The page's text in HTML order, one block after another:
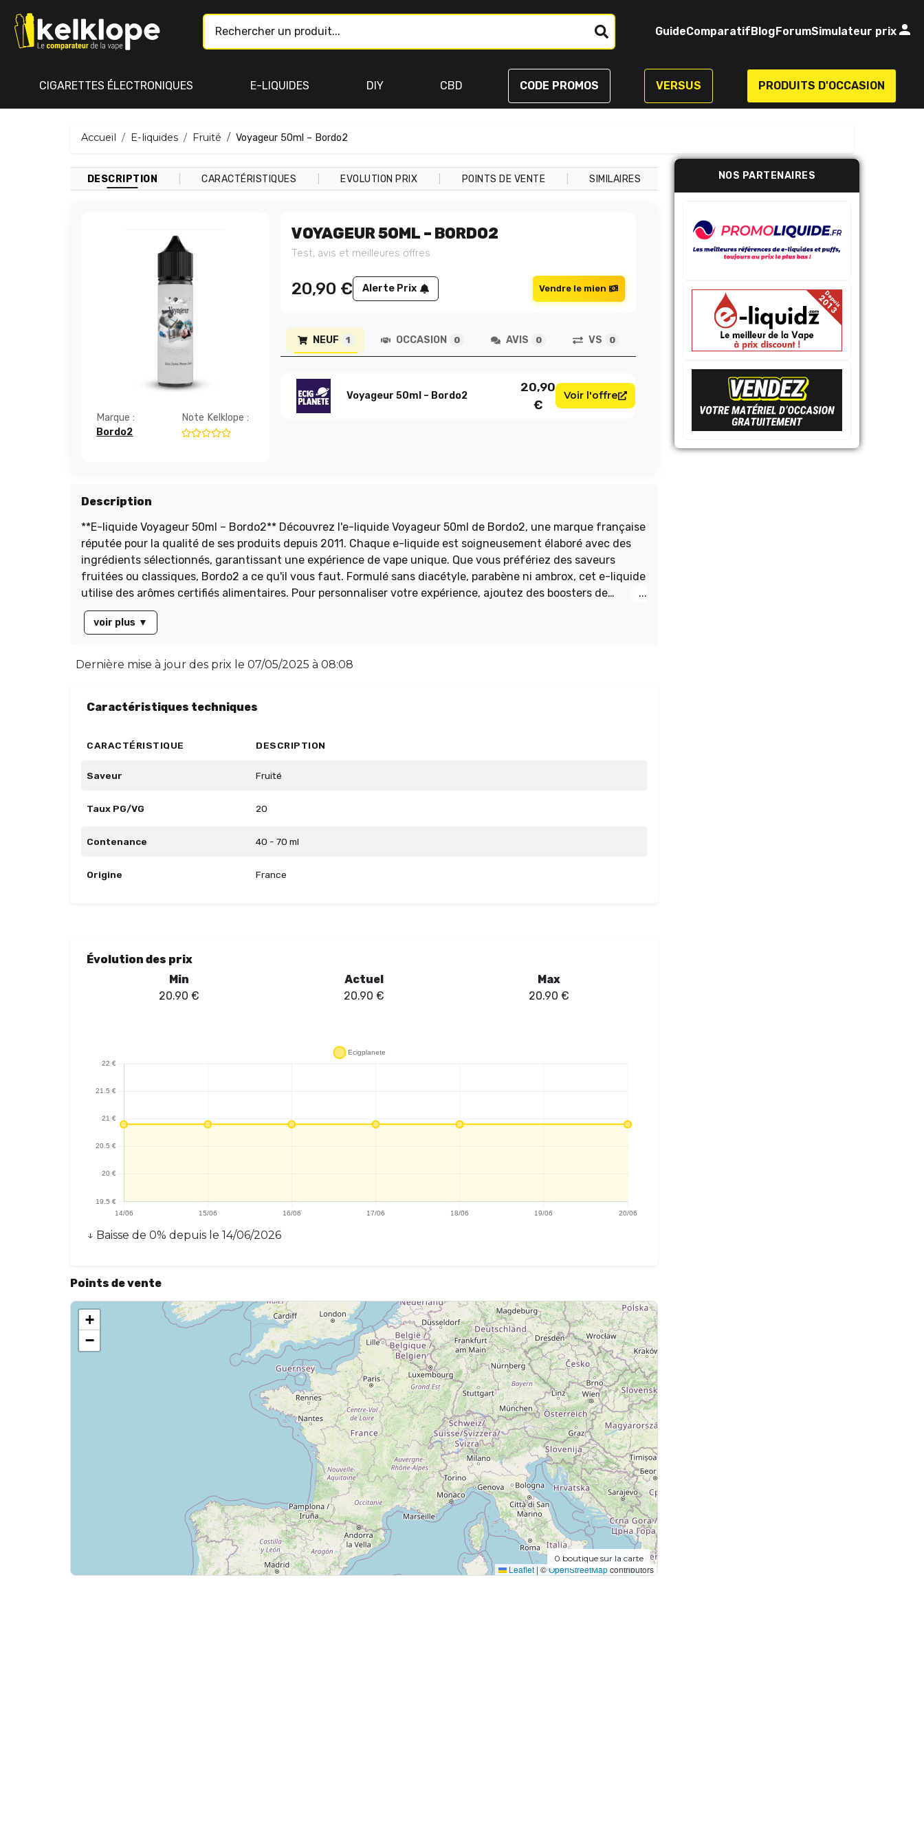
GuideComparatifBlogForumSimulateur prix
CIGARETTES ÉLECTRONIQUES E-LIQUIDES DIY CBD CODE PROMOS VERSUS PRODUITS D'OCCASION
Accueil E-liquides Fruité Voyageur 50ml – Bordo2
DESCRIPTION CARACTÉRISTIQUES EVOLUTION PRIX POINTS DE VENTE SIMILAIRES
Marque :
Bordo2
Note Kelklope :
VOYAGEUR 50ML – BORDO2
Test, avis et meilleures offres
20,90 € Alerte Prix Vendre le mien
NEUF 1 OCCASION 0 AVIS 0 VS 0
Voyageur 50ml – Bordo2
20,90
€
Voir l'offre
Description
**E-liquide Voyageur 50ml – Bordo2** Découvrez l'e-liquide Voyageur 50ml de Bordo2, une marque française
réputée pour la qualité de ses produits depuis 2011. Chaque e-liquide est soigneusement élaboré avec des
ingrédients sélectionnés, garantissant une expérience de vape unique. Que vous préfériez des saveurs
fruitées ou classiques, Bordo2 a ce qu'il vous faut. Formulé sans diacétyle, parabène ni ambrox, cet e-liquide
utilise des arômes certifiés alimentaires. Pour personnaliser votre expérience, ajoutez des boosters de
nicotine selon vos préférences. Stockez-le dans un endroit sec et à l’abri de la lumière pour préserver ses
saveurs.
voir plus ▼
Dernière mise à jour des prix le 07/05/2025 à 08:08
Caractéristiques techniques
CARACTÉRISTIQUE DESCRIPTION
Saveur Fruité
Taux PG/VG 20
Contenance 40 - 70 ml
Origine France
Évolution des prix
Min
20.90 €
Actuel
20.90 €
Max
20.90 €
↓ Baisse de 0% depuis le 14/06/2026
Points de vente
+
−
Leaflet | ©OpenStreetMapcontributors
0 boutique sur la carte
NOS PARTENAIRES